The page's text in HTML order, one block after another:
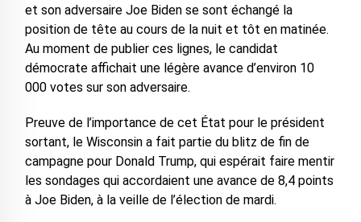
et son adversaire Joe Biden se sont échangé la
position de tête au cours de la nuit et tôt en matinée.
Au moment de publier ces lignes, le candidat
démocrate affichait une légère avance d’environ 10
000 votes sur son adversaire.
Preuve de l’importance de cet État pour le président
sortant, le Wisconsin a fait partie du blitz de fin de
campagne pour Donald Trump, qui espérait faire mentir
les sondages qui accordaient une avance de 8,4 points
à Joe Biden, à la veille de l’élection de mardi.